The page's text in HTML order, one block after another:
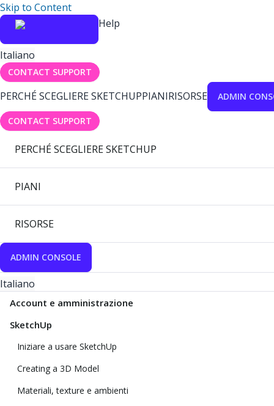
Skip to Content
Help
Italiano
CONTACT SUPPORT
PERCHÉ SCEGLIERE SKETCHUPPIANIRISORSE ADMIN
CONTACT SUPPORT
PERCHÉ SCEGLIERE SKETCHUP
PIANI
RISORSE
ADMIN CONSOLE
Italiano
Account e amministrazione
SketchUp
Iniziare a usare SketchUp
Creating a 3D Model
Materiali, texture e ambienti